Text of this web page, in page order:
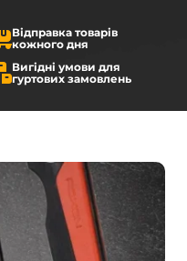
Відправка товарів
кожного дня
Вигідні умови для
гуртових замовлень